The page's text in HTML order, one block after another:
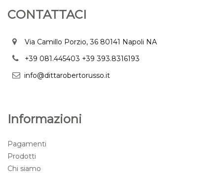
CONTATTACI
Via Camillo Porzio, 36 80141 Napoli NA
+39 081.445403 +39 393.8316193
info@dittarobertorusso.it
Informazioni
Pagamenti
Prodotti
Chi siamo